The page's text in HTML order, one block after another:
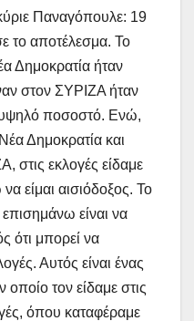
Παναγόπουλε: 19
το αποτέλεσμα. Το
Δημοκρατία ήταν
στον ΣΥΡΙΖΑ ήταν
ποσοστό. Ενώ,
Δημοκρατία και
στις εκλογές είδαμε
είμαι αισιόδοξος. Το
είναι να
ότι μπορεί να
Αυτός είναι ένας
τον είδαμε στις
όπου καταφέραμε